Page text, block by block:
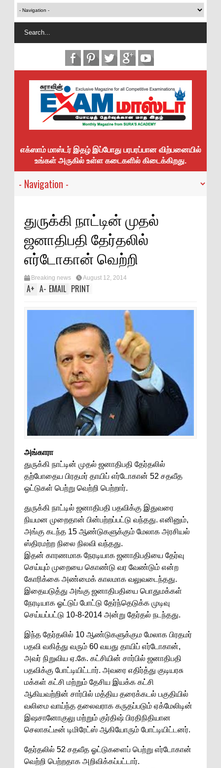
எக்ஸாம் மாஸ்டர் இதழ் இப்போது பரபரப்பான விற்பனையில்
உங்கள் அருகில் உள்ள கடைகளில் கிடைக்கிறது.
துருக்கி நாட்டின் முதல்
ஜனாதிபதி தேர்தலில்
எர்டோகான் வெற்றி
Breaking news August 12, 2014
A+ A- EMAIL PRINT
அங்காரா
துருக்கி நாட்டின் முதல் ஜனாதிபதி தேர்தலில்
தற்போதைய பிரதமர் தாயிப் எர்டோகான் 52 சதவீத
ஓட்டுகள் பெற்று வெற்றி பெற்றார்.
துருக்கி நாட்டில் ஜனாதிபதி பதவிக்கு இதுவரை
நியமன முறைதான் பின்பற்றப்பட்டு வந்தது. எனினும்,
அங்கு கடந்த 15 ஆண்டுகளுக்கும் மேலாக அரசியல்
ஸ்திரமற்ற நிலை நிலவி வந்தது.
இதன் காரணமாக நேரடியாக ஜனாதிபதியை தேர்வு
செய்யும் முறையை கொண்டு வர வேண்டும் என்ற
கோரிக்கை அண்மைக் காலமாக வலுவடைந்தது.
இதையடுத்து அங்கு ஜனாதிபதியை பொதுமக்கள்
நேரடியாக ஓட்டுப் போட்டு தேர்ந்தெடுக்க முடிவு
செய்யப்பட்டு 10-8-2014 அன்று தேர்தல் நடந்தது.
இந்த தேர்தலில் 10 ஆண்டுகளுக்கும மேலாக பிரதமர்
பதவி வகித்து வரும் 60 வயது தாயிப் எர்டோகான்,
அவர் நிறுவிய ஏ.கே. கட்சியின் சார்பில் ஜனாதிபதி
பதவிக்கு போட்டியிட்டார். அவரை எதிர்த்து குடியரசு
மக்கள் கட்சி மற்றும் தேசிய இயக்க கட்சி
ஆகியவற்றின் சார்பில் மத்திய தரைக்கடல் பகுதியில்
வலிமை வாய்ந்த தலைவராக கருதப்படும் ஏக்மேலிடின்
இஷசானோகுலு மற்றும் குர்திஷ் பிரதிநிதியான
செலாகட்டீன் டிமிரேட்ஸ் ஆகியோரும் போட்டியிட்டனர்.
தேர்தலில் 52 சதவீத ஓட்டுகளைப் பெற்று எர்டோகான்
வெற்றி பெற்றதாக அறிவிக்கப்பட்டார்.